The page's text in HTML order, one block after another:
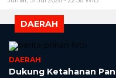
DAERAH
DAERAH
Dukung Ketahanan